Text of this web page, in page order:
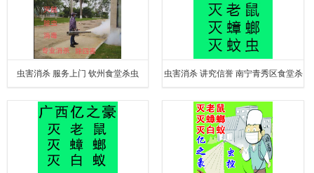
虫害消杀 服务上门 钦州食堂杀虫 虫害消杀 讲究信誉 南宁青秀区食堂杀
虫